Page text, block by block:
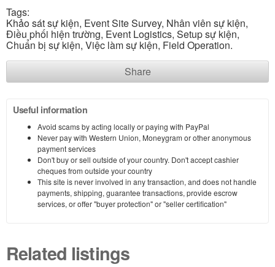
Tags:
Khảo sát sự kiện, Event Site Survey, Nhân viên sự kiện,
Điều phối hiện trường, Event Logistics, Setup sự kiện,
Chuẩn bị sự kiện, Việc làm sự kiện, Field Operation.
Share
Useful information
Avoid scams by acting locally or paying with PayPal
Never pay with Western Union, Moneygram or other anonymous
payment services
Don't buy or sell outside of your country. Don't accept cashier
cheques from outside your country
This site is never involved in any transaction, and does not handle
payments, shipping, guarantee transactions, provide escrow
services, or offer "buyer protection" or "seller certification"
Related listings